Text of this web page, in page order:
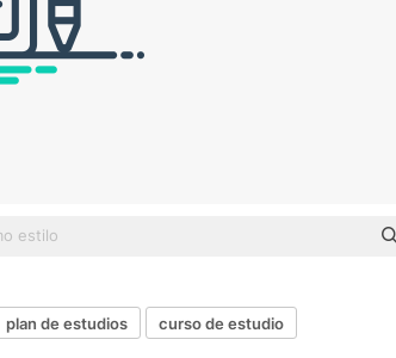
plan de estudios curso de estudio